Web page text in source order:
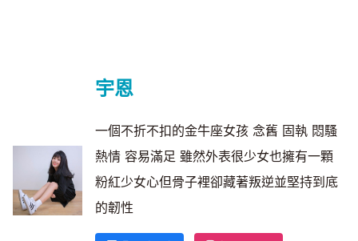
宇恩
一個不折不扣的金牛座女孩 念舊 固執 悶騷
熱情 容易滿足 雖然外表很少女也擁有一顆
粉紅少女心但骨子裡卻藏著叛逆並堅持到底
的韌性